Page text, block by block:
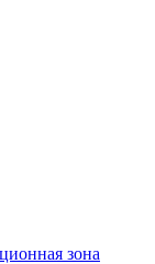
зона